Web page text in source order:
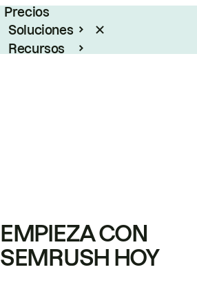
Precios
Soluciones
Recursos
EMPIEZA CON
SEMRUSH HOY